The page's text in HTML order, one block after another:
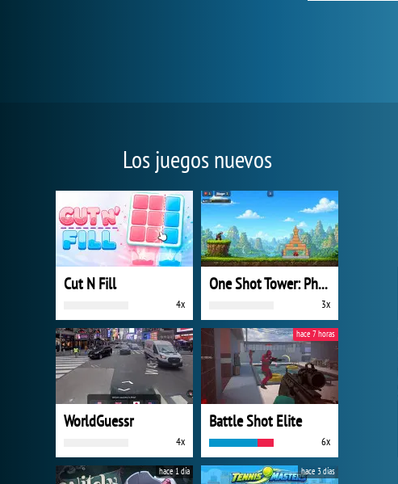
Los juegos nuevos
Cut N Fill
4x
One Shot Tower: Physics Destroyer
3x
WorldGuessr
4x
Battle Shot Elite
6x
hace 7 horas
hace 1 día hace 3 días